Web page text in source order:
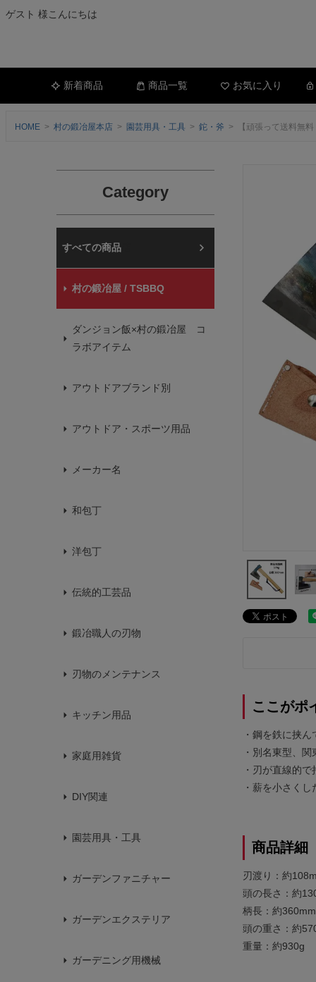
ゲスト 様こんにちは
新着商品 商品一覧 お気に入り
HOME 村の鍛冶屋本店 園芸用具・工具 鉈・斧 【頑張って送料
Category
村の鍛冶屋本店
村の鍛冶屋 / TSBBQ
ダンジョン飯×村の鍛冶屋 コ
ラボアイテム
アウトドアブランド別
アウトドア・スポーツ用品
メーカー名
和包丁
洋包丁
伝統的工芸品
鍛冶職人の刃物
刃物のメンテナンス
キッチン用品
家庭用雑貨
DIY関連
園芸用具・工具
ガーデンファニチャー
ガーデンエクステリア
ガーデニング用機械
ここがポ
・鋼を鉄に挟
・別名東型、
・刃が直線的で
・薪を小さく
商品詳細
刃渡り：約
頭の長さ：約
柄長：約360mm
頭の重さ：約
重量：約930g